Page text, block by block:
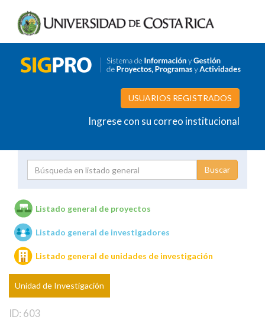
USUARIOS REGISTRADOS
Ingrese con su correo institucional
Unidades de investigación
Listado general de proyectos
Listado general de investigadores
Listado general de unidades de investigación
Unidad de Investigación
ID: 603